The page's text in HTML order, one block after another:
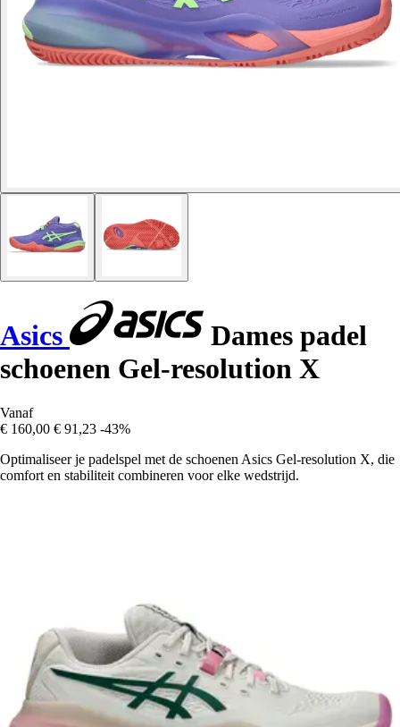
Asics
Dames padel
schoenen Gel-resolution X
Vanaf
€ 160,00 € 91,23 -43%
Optimaliseer je padelspel met de schoenen Asics Gel-resolution X, die
comfort en stabiliteit combineren voor elke wedstrijd.